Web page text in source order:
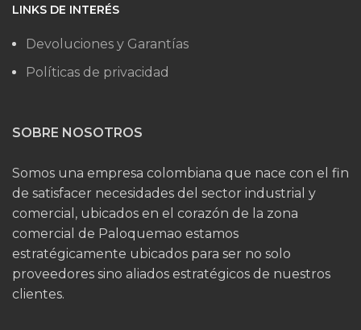
LINKS DE INTERÉS
Devoluciones y Garantías
Políticas de privacidad
SOBRE NOSOTROS
Somos una empresa colombiana que nace con el fin
de satisfacer necesidades del sector industrial y
comercial, ubicados en el corazón de la zona
comercial de Paloquemao estamos
estratégicamente ubicados para ser no solo
proveedores sino aliados estratégicos de nuestros
clientes.